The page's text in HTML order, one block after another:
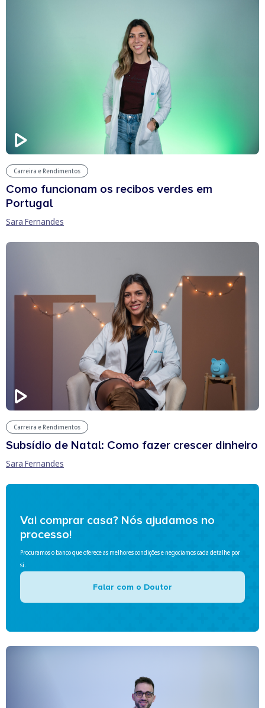
Carreira e Rendimentos
Como funcionam os recibos verdes em
Portugal
Sara Fernandes
Carreira e Rendimentos
Subsídio de Natal: Como fazer crescer dinheiro
Sara Fernandes
Vai comprar casa? Nós ajudamos no
processo!
Procuramos o banco que oferece as melhores condições e negociamos cada detalhe por
si.
Falar com o Doutor